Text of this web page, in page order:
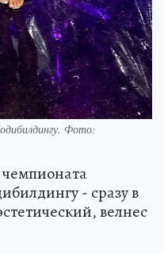
Фото:
- сразу в
велнес